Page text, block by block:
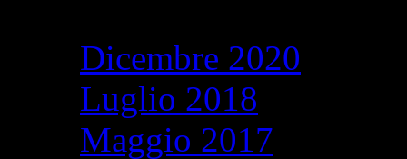
Dicembre 2020
Luglio 2018
Maggio 2017